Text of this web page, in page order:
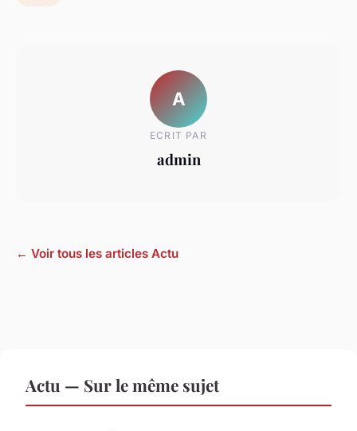
A
ECRIT PAR
admin
← Voir tous les articles Actu
Actu — Sur le même sujet